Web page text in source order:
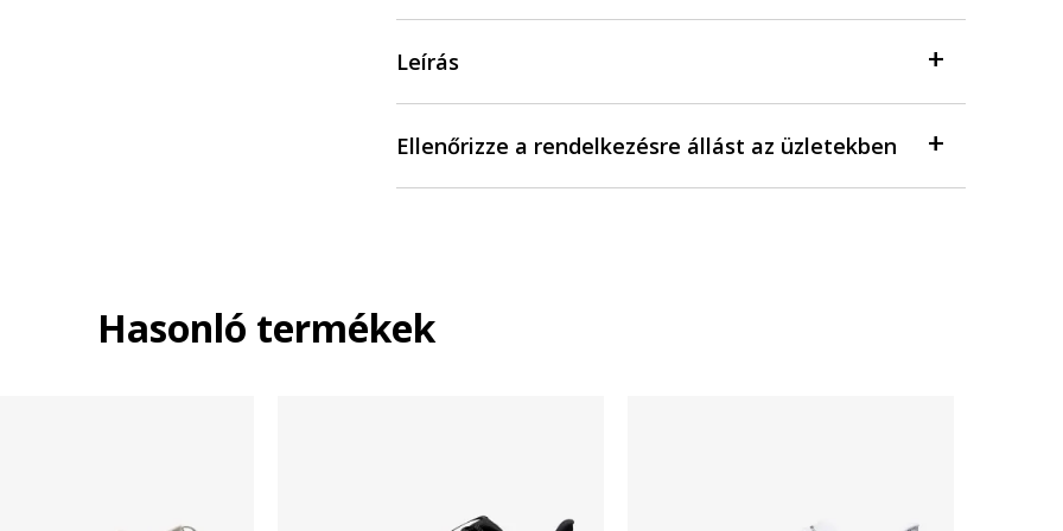
Leírás
Ellenőrizze a rendelkezésre állást az üzletekben
Hasonló termékek